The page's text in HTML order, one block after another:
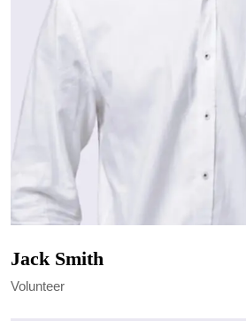
Jack Smith
Volunteer